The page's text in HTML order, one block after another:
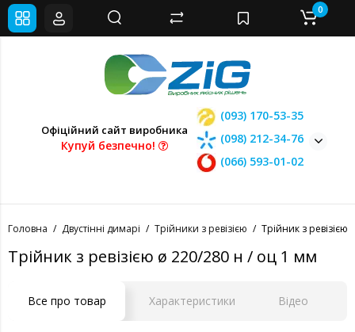
Офіційний сайт виробника
Купуй безпечно!
(093) 170-53-35
(098) 212-34-76
(066) 593-01-02
0
Головна Двустінні димарі Трійники з ревізією Трійник з
Трійник з ревізією ø 220/280 н / оц 1 мм
Все про товар Характеристики Відео